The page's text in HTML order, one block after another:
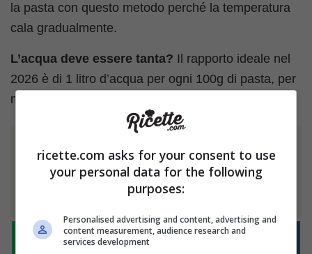
la pasta con questo metodo perché la temperatura
cala gradualmente.
L’acqua deve essere tanta? Il rapporto ideale nel
2026 è di 1 litro d’acqua per ogni 100g di pasta, per
mantenere inerzia termica.
Ti è piaciuto l'articolo?
Condividilo
ricette.com asks for your consent to use
your personal data for the following
purposes:
Personalised advertising and content, advertising and
content measurement, audience research and
services development